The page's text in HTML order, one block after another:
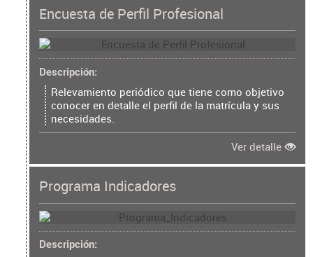
Encuesta de Perfil Profesional
Descripción
Relevamiento periódico que tiene como objetivo
conocer en detalle el perfil de la matrícula y sus
necesidades.
Ver detalle
Programa Indicadores
Descripción